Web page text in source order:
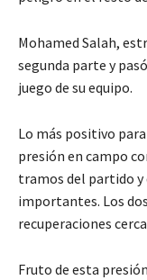
Mohamed Salah,
segunda parte y
juego de su equipo.
Lo más positivo
presión en campo
tramos del partido
importantes. Los
recuperaciones
Fruto de esta